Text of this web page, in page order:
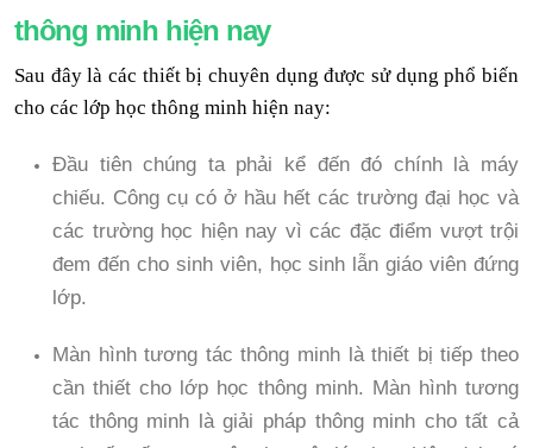
thông minh hiện nay
Sau đây là các thiết bị chuyên dụng được sử dụng phổ biến
cho các lớp học thông minh hiện nay:
Đầu tiên chúng ta phải kể đến đó chính là máy
chiếu. Công cụ có ở hầu hết các trường đại học và
các trường học hiện nay vì các đặc điểm vượt trội
đem đến cho sinh viên, học sinh lẫn giáo viên đứng
lớp.
Màn hình tương tác thông minh là thiết bị tiếp theo
cần thiết cho lớp học thông minh. Màn hình tương
tác thông minh là giải pháp thông minh cho tất cả